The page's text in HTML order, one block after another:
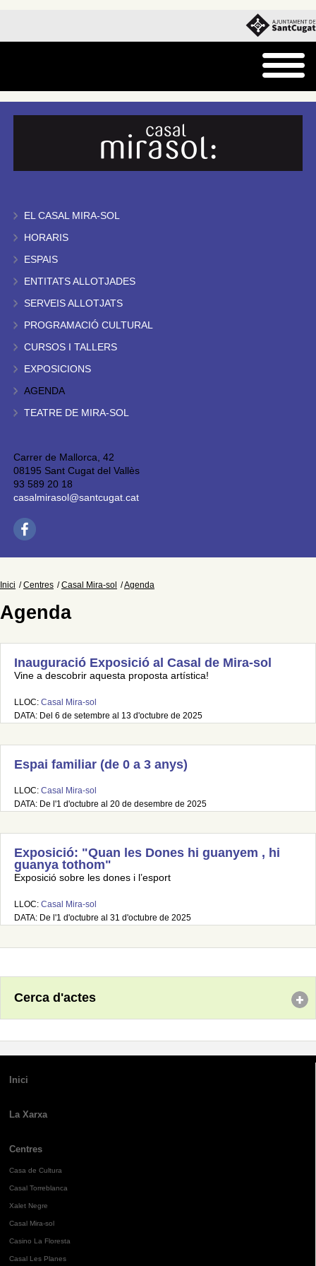
EL CASAL MIRA-SOL
HORARIS
ESPAIS
ENTITATS ALLOTJADES
SERVEIS ALLOTJATS
PROGRAMACIÓ CULTURAL
CURSOS I TALLERS
EXPOSICIONS
AGENDA
TEATRE DE MIRA-SOL
Carrer de Mallorca, 42
08195 Sant Cugat del Vallès
93 589 20 18
casalmirasol@santcugat.cat
Inici Centres Casal Mira-sol Agenda
Agenda
Inauguració Exposició al Casal de Mira-sol
Vine a descobrir aquesta proposta artística!
LLOC: Casal Mira-sol
DATA: Del 6 de setembre al 13 d'octubre de 2025
Espai familiar (de 0 a 3 anys)
LLOC: Casal Mira-sol
DATA: De l'1 d'octubre al 20 de desembre de 2025
Exposició: "Quan les Dones hi guanyem , hi
guanya tothom"
Exposició sobre les dones i l’esport
LLOC: Casal Mira-sol
DATA: De l'1 d'octubre al 31 d'octubre de 2025
Cerca d'actes
Inici
La Xarxa
Centres
Casa de Cultura
Casal Torreblanca
Xalet Negre
Casal Mira-sol
Casino La Floresta
Casal Les Planes